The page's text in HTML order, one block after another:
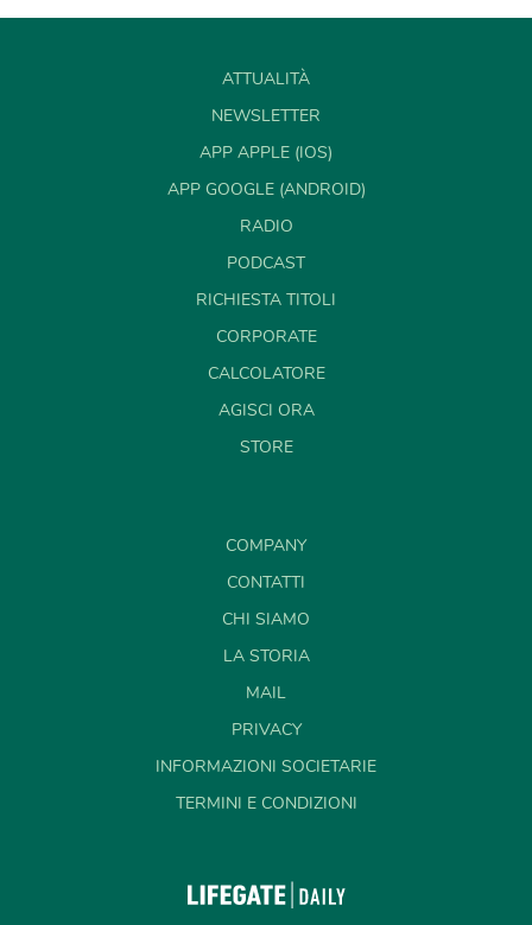
ATTUALITÀ
NEWSLETTER
APP APPLE (IOS)
APP GOOGLE (ANDROID)
RADIO
PODCAST
RICHIESTA TITOLI
CORPORATE
CALCOLATORE
AGISCI ORA
STORE
COMPANY
CONTATTI
CHI SIAMO
LA STORIA
MAIL
PRIVACY
INFORMAZIONI SOCIETARIE
TERMINI E CONDIZIONI